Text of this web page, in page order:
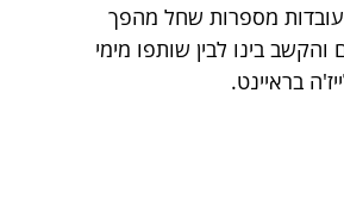
מספרות שחל מהפך
בינו לבין שותפו מימי
בראיינט.